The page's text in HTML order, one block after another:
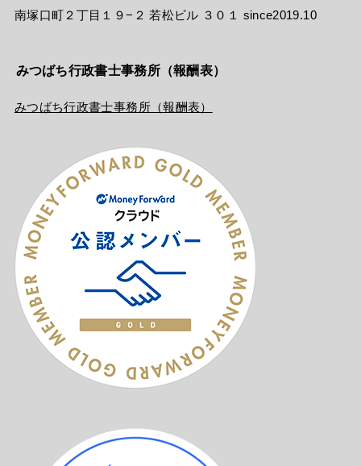
南塚口町２丁目１９−２ 若松ビル ３０１ since2019.10
みつばち行政書士事務所（報酬表）
みつばち行政書士事務所（報酬表）